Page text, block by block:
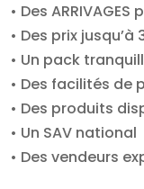
• Des
• Des prix
• Un pack
• Des facilités de
• Des produits
• Un SAV national
• Des vendeurs